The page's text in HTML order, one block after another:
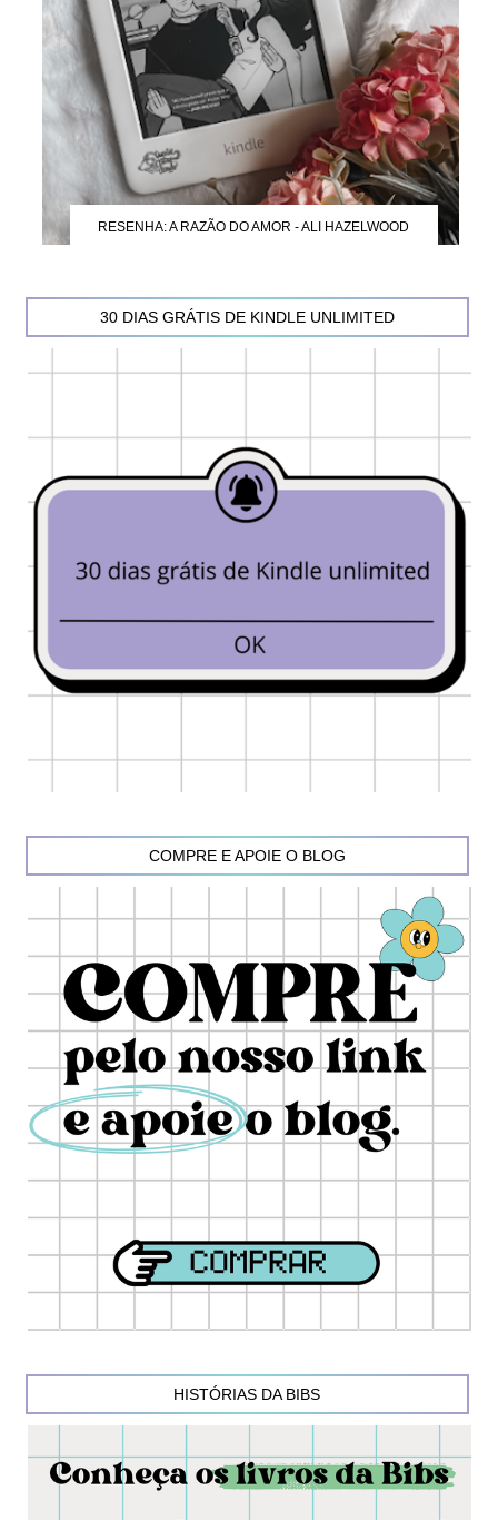
RESENHA: A RAZÃO DO AMOR - ALI HAZELWOOD
30 DIAS GRÁTIS DE KINDLE UNLIMITED
COMPRE E APOIE O BLOG
HISTÓRIAS DA BIBS